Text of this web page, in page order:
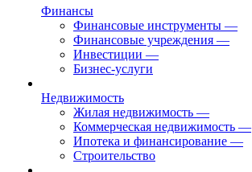
Финансы
Финансовые инструменты —
Финансовые учреждения —
Инвестиции —
Бизнес-услуги
Недвижимость
Жилая недвижимость —
Коммерческая недвижимость —
Ипотека и финансирование —
Строительство